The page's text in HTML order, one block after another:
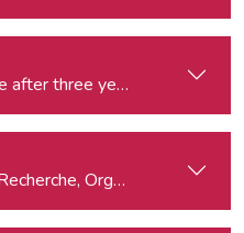
after three years of war.
Organisation &